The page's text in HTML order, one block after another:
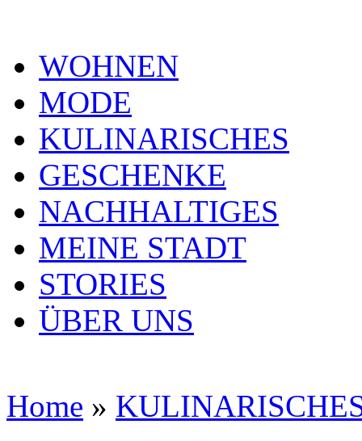
WOHNEN
MODE
KULINARISCHES
GESCHENKE
NACHHALTIGES
MEINE STADT
STORIES
ÜBER UNS
Home »